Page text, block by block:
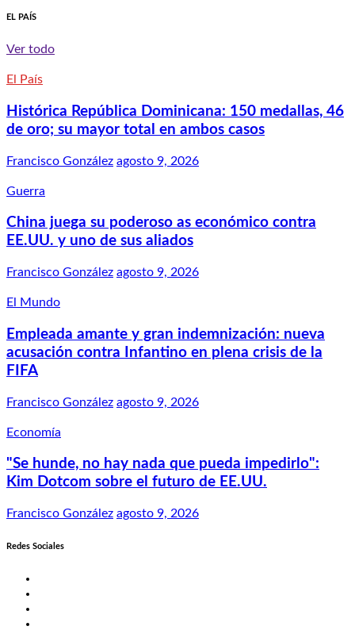
EL PAÍS
Ver todo
El País
Histórica República Dominicana: 150 medallas, 46
de oro; su mayor total en ambos casos
Francisco González agosto 9, 2026
Guerra
China juega su poderoso as económico contra
EE.UU. y uno de sus aliados
Francisco González agosto 9, 2026
El Mundo
Empleada amante y gran indemnización: nueva
acusación contra Infantino en plena crisis de la
FIFA
Francisco González agosto 9, 2026
Economía
"Se hunde, no hay nada que pueda impedirlo":
Kim Dotcom sobre el futuro de EE.UU.
Francisco González agosto 9, 2026
Redes Sociales